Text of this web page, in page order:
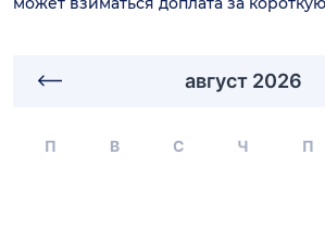
август 2026
П В С Ч П